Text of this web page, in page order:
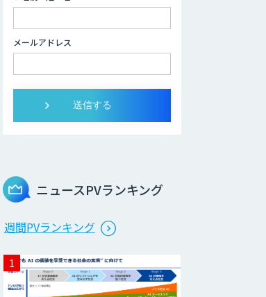
データ分析/AI開
グ
イ）
Cabinet
AI/DX研修
メールアドレス
ニュースPVランキング
週間PVランキング